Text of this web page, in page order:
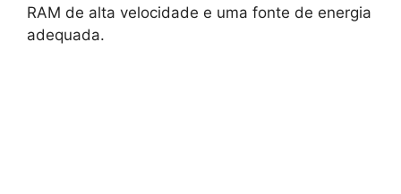
RAM de alta velocidade e uma fonte de energia
adequada.